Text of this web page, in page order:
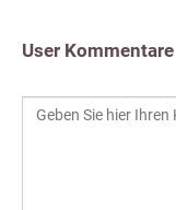
User Kommentare